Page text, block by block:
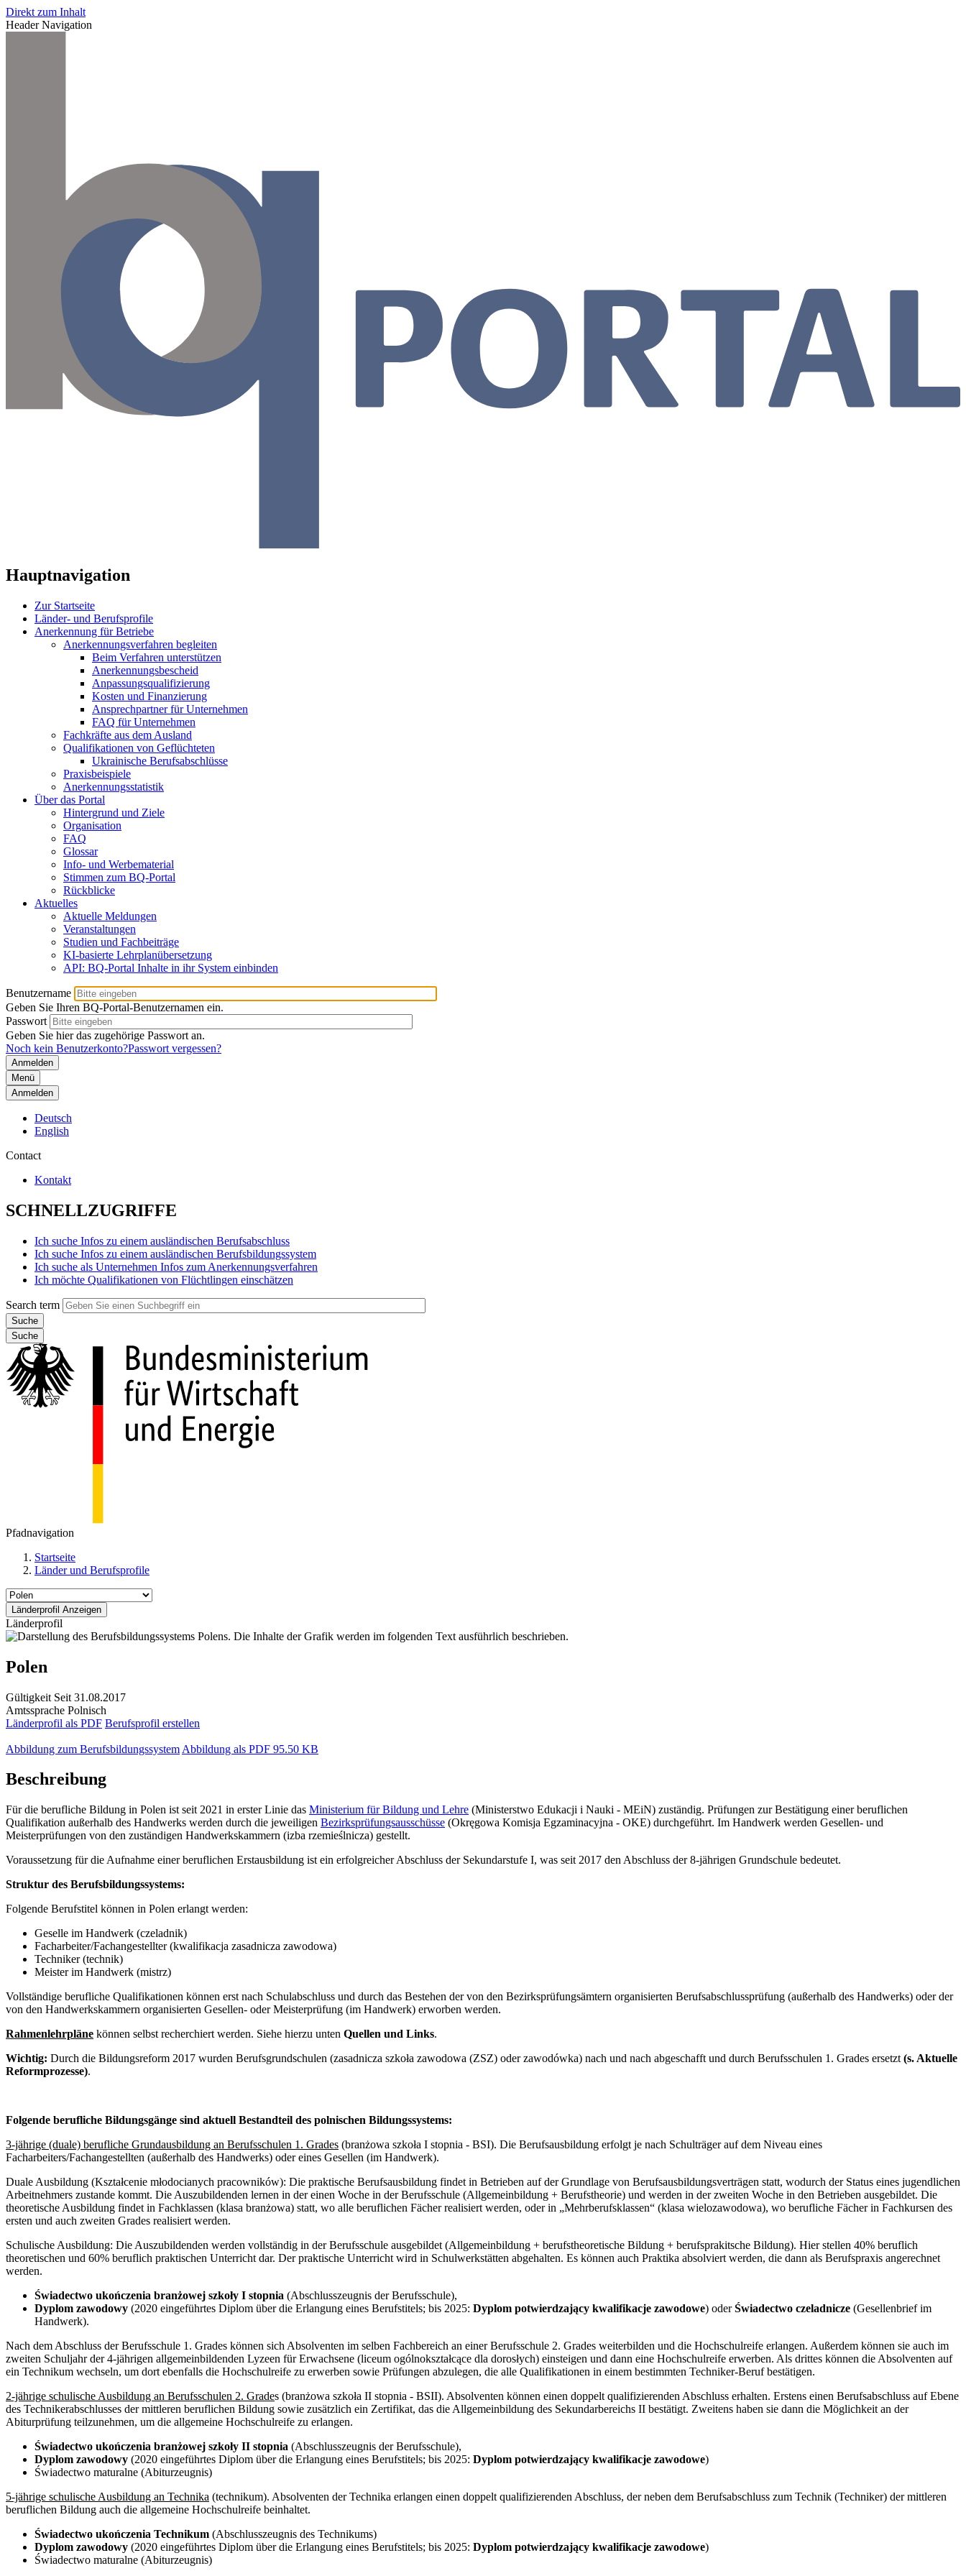
Direkt zum Inhalt
Header Navigation
Hauptnavigation
Zur Startseite
Länder- und Berufsprofile
Anerkennung für Betriebe
Anerkennungsverfahren begleiten
Beim Verfahren unterstützen
Anerkennungsbescheid
Anpassungsqualifizierung
Kosten und Finanzierung
Ansprechpartner für Unternehmen
FAQ für Unternehmen
Fachkräfte aus dem Ausland
Qualifikationen von Geflüchteten
Ukrainische Berufsabschlüsse
Praxisbeispiele
Anerkennungsstatistik
Über das Portal
Hintergrund und Ziele
Organisation
FAQ
Glossar
Info- und Werbematerial
Stimmen zum BQ-Portal
Rückblicke
Aktuelles
Aktuelle Meldungen
Veranstaltungen
Studien und Fachbeiträge
KI-basierte Lehrplanübersetzung
API: BQ-Portal Inhalte in ihr System einbinden
Benutzername
Geben Sie Ihren BQ-Portal-Benutzernamen ein.
Passwort
Geben Sie hier das zugehörige Passwort an.
Noch kein Benutzerkonto?Passwort vergessen?
Menü
Anmelden
Deutsch
English
Contact
Kontakt
SCHNELLZUGRIFFE
Ich suche Infos zu einem ausländischen Berufsabschluss
Ich suche Infos zu einem ausländischen Berufsbildungssystem
Ich suche als Unternehmen Infos zum Anerkennungsverfahren
Ich möchte Qualifikationen von Flüchtlingen einschätzen
Search term
Suche
Pfadnavigation
Startseite
Länder und Berufsprofile
Länderprofil
Polen
Gültigkeit Seit 31.08.2017
Amtssprache Polnisch
Länderprofil als PDF Berufsprofil erstellen
Abbildung zum Berufsbildungssystem Abbildung als PDF 95.50 KB
Beschreibung
Für die berufliche Bildung in Polen ist seit 2021 in erster Linie das Ministerium für Bildung und Lehre (Ministerstwo Edukacji i Nauki - MEiN) zuständig. Prüfungen zur Bestätigung einer beruflichen
Qualifikation außerhalb des Handwerks werden durch die jeweiligen Bezirksprüfungsausschüsse (Okręgowa Komisja Egzaminacyjna - OKE) durchgeführt. Im Handwerk werden Gesellen- und
Meisterprüfungen von den zuständigen Handwerkskammern (izba rzemieślnicza) gestellt.
Voraussetzung für die Aufnahme einer beruflichen Erstausbildung ist ein erfolgreicher Abschluss der Sekundarstufe I, was seit 2017 den Abschluss der 8-jährigen Grundschule bedeutet.
Struktur des Berufsbildungssystems:
Folgende Berufstitel können in Polen erlangt werden:
Geselle im Handwerk (czeladnik)
Facharbeiter/Fachangestellter (kwalifikacja zasadnicza zawodowa)
Techniker (technik)
Meister im Handwerk (mistrz)
Vollständige berufliche Qualifikationen können erst nach Schulabschluss und durch das Bestehen der von den Bezirksprüfungsämtern organisierten Berufsabschlussprüfung (außerhalb des Handwerks) oder der
von den Handwerkskammern organisierten Gesellen- oder Meisterprüfung (im Handwerk) erworben werden.
Rahmenlehrpläne können selbst recherchiert werden. Siehe hierzu unten Quellen und Links.
Wichtig: Durch die Bildungsreform 2017 wurden Berufsgrundschulen (zasadnicza szkoła zawodowa (ZSZ) oder zawodówka) nach und nach abgeschafft und durch Berufsschulen 1. Grades ersetzt (s. Aktuelle
Reformprozesse).
Folgende berufliche Bildungsgänge sind aktuell Bestandteil des polnischen Bildungssystems:
3-jährige (duale) berufliche Grundausbildung an Berufsschulen 1. Grades (branżowa szkoła I stopnia - BSI). Die Berufsausbildung erfolgt je nach Schulträger auf dem Niveau eines
Facharbeiters/Fachangestellten (außerhalb des Handwerks) oder eines Gesellen (im Handwerk).
Duale Ausbildung (Kształcenie młodocianych pracowników): Die praktische Berufsausbildung findet in Betrieben auf der Grundlage von Berufsausbildungsverträgen statt, wodurch der Status eines jugendlichen
Arbeitnehmers zustande kommt. Die Auszubildenden lernen in der einen Woche in der Berufsschule (Allgemeinbildung + Berufstheorie) und werden in der zweiten Woche in den Betrieben ausgebildet. Die
theoretische Ausbildung findet in Fachklassen (klasa branżowa) statt, wo alle beruflichen Fächer realisiert werden, oder in „Mehrberufsklassen“ (klasa wielozawodowa), wo berufliche Fächer in Fachkursen des
ersten und auch zweiten Grades realisiert werden.
Schulische Ausbildung: Die Auszubildenden werden vollständig in der Berufsschule ausgebildet (Allgemeinbildung + berufstheoretische Bildung + berufsprakitsche Bildung). Hier stellen 40% beruflich
theoretischen und 60% beruflich praktischen Unterricht dar. Der praktische Unterricht wird in Schulwerkstätten abgehalten. Es können auch Praktika absolviert werden, die dann als Berufspraxis angerechnet
werden.
Świadectwo ukończenia branżowej szkoły I stopnia (Abschlusszeugnis der Berufsschule),
Dyplom zawodowy (2020 eingeführtes Diplom über die Erlangung eines Berufstitels; bis 2025: Dyplom potwierdzający kwalifikacje zawodowe) oderŚwiadectwo czeladnicze (Gesellenbrief im
Handwerk).
Nach dem Abschluss der Berufsschule 1. Grades können sich Absolventen im selben Fachbereich an einer Berufsschule 2. Grades weiterbilden und die Hochschulreife erlangen. Außerdem können sie auch im
zweiten Schuljahr der 4-jährigen allgemeinbildenden Lyzeen für Erwachsene (liceum ogólnokształcące dla dorosłych) einsteigen und dann eine Hochschulreife erwerben. Als drittes können die Absolventen auf
ein Technikum wechseln, um dort ebenfalls die Hochschulreife zu erwerben sowie Prüfungen abzulegen, die alle Qualifikationen in einem bestimmten Techniker-Beruf bestätigen.
2-jährige schulische Ausbildung an Berufsschulen 2. Grades (branżowa szkoła II stopnia - BSII). Absolventen können einen doppelt qualifizierenden Abschluss erhalten. Erstens einen Berufsabschluss auf Ebene
des Technikerabschlusses der mittleren beruflichen Bildung sowie zusätzlich ein Zertifikat, das die Allgemeinbildung des Sekundarbereichs II bestätigt. Zweitens haben sie dann die Möglichkeit an der
Abiturprüfung teilzunehmen, um die allgemeine Hochschulreife zu erlangen.
Świadectwo ukończenia branżowej szkoły II stopnia (Abschlusszeugnis der Berufsschule),
Dyplom zawodowy (2020 eingeführtes Diplom über die Erlangung eines Berufstitels; bis 2025: Dyplom potwierdzający kwalifikacje zawodowe)
Świadectwo maturalne (Abiturzeugnis)
5-jährige schulische Ausbildung an Technika (technikum). Absolventen der Technika erlangen einen doppelt qualifizierenden Abschluss, der neben dem Berufsabschluss zum Technik (Techniker) der mittleren
beruflichen Bildung auch die allgemeine Hochschulreife beinhaltet.
Świadectwo ukończenia Technikum (Abschlusszeugnis des Technikums)
Dyplom zawodowy (2020 eingeführtes Diplom über die Erlangung eines Berufstitels; bis 2025: Dyplom potwierdzający kwalifikacje zawodowe)
Świadectwo maturalne (Abiturzeugnis)